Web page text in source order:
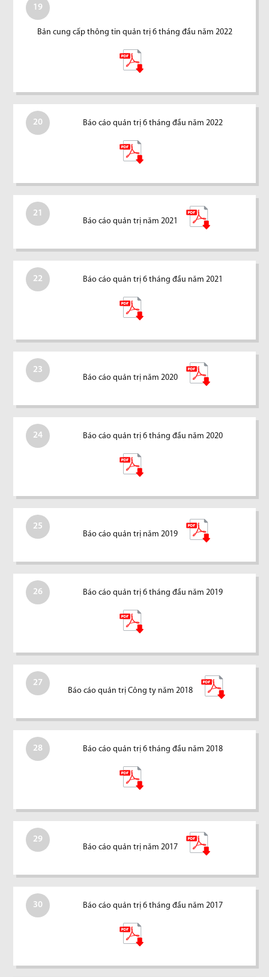
19
Bản cung cấp thông tin quản trị 6 tháng đầu năm 2022
20 Báo cáo quản trị 6 tháng đầu năm 2022
21
Báo cáo quản trị năm 2021
22 Báo cáo quản trị 6 tháng đầu năm 2021
23
Báo cáo quản trị năm 2020
24 Báo cáo quản trị 6 tháng đầu năm 2020
25
Báo cáo quản trị năm 2019
26 Báo cáo quản trị 6 tháng đầu năm 2019
27
Báo cáo quản trị Công ty năm 2018
28 Báo cáo quản trị 6 tháng đầu năm 2018
29
Báo cáo quản trị năm 2017
30 Báo cáo quản trị 6 tháng đầu năm 2017